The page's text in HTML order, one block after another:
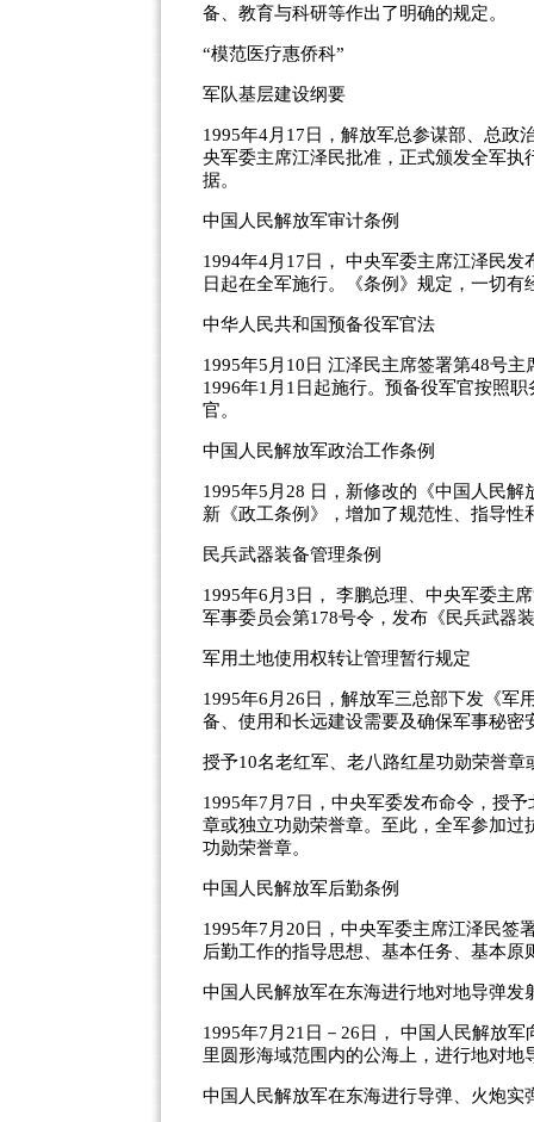
备、教育与科研等作出了明确的规定。
“模范医疗惠侨科”
军队基层建设纲要
1995年4月17日，解放军总参谋部、总政
央军委主席江泽民批准，正式颁发全军
据。
中国人民解放军审计条例
1994年4月17日， 中央军委主席江泽民
日起在全军施行。《条例》规定，一切
中华人民共和国预备役军官法
1995年5月10日 江泽民主席签署第48号
1996年1月1日起施行。预备役军官按照
官。
中国人民解放军政治工作条例
1995年5月28 日，新修改的《中国人民
新《政工条例》，增加了规范性、指导性
民兵武器装备管理条例
1995年6月3日， 李鹏总理、中央军委主
军事委员会第178号令，发布《民兵武器
军用土地使用权转让管理暂行规定
1995年6月26日，解放军三总部下发《军
备、使用和长远建设需要及确保军事秘
授予10名老红军、老八路红星功勋荣誉章
1995年7月7日，中央军委发布命令，授
章或独立功勋荣誉章。至此，全军参加
功勋荣誉章。
中国人民解放军后勤条例
1995年7月20日，中央军委主席江泽民签
后勤工作的指导思想、基本任务、基本
中国人民解放军在东海进行地对地导弹发
1995年7月21日－26日， 中国人民解放
里圆形海域范围内的公海上，进行地对地
中国人民解放军在东海进行导弹、火炮实